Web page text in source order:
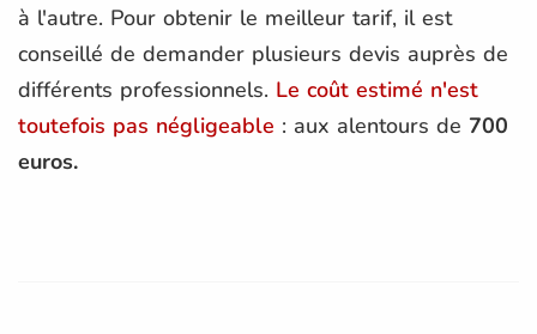
à l'autre. Pour obtenir le meilleur tarif, il est
conseillé de demander plusieurs devis auprès de
différents professionnels. Le coût estimé n'est
toutefois pas négligeable : aux alentours de 700
euros.